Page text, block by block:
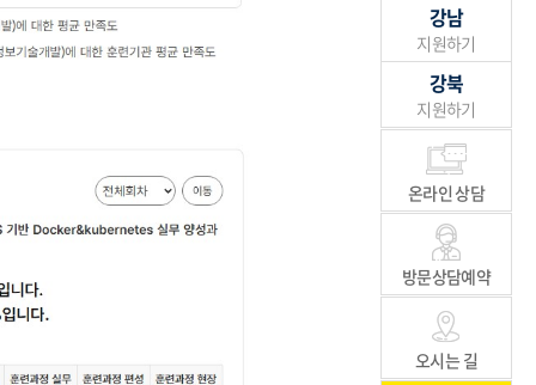
강남
지원하기
강북
지원하기
온라인 상담
방문상담예약
오시는 길